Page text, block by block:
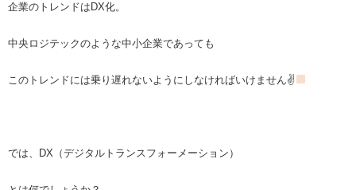
企業のトレンドは DX化。
中央ロジテックのような中小企業であっても
このトレンドには乗り遅れないようにしなければいけません✌
では、 DX （デジタルトランスフォーメーション）